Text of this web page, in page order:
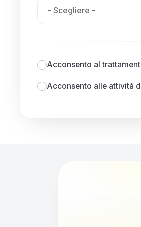
Acconsento al
Acconsento alle attività